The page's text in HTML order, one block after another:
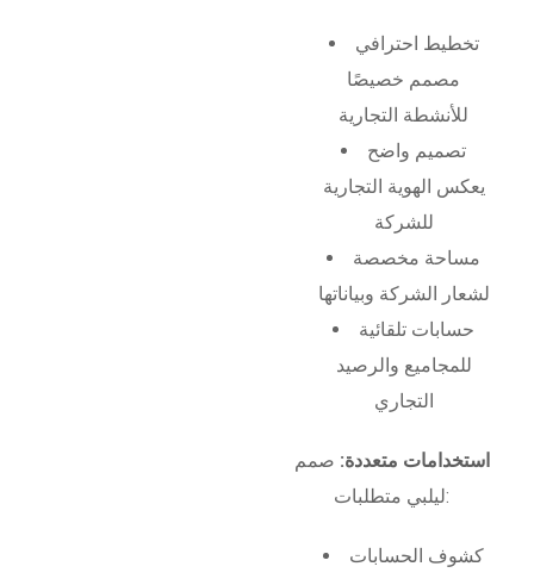
تخطيط احترافي
مصمم خصيصًا
للأنشطة التجارية
تصميم واضح
يعكس الهوية التجارية
للشركة
مساحة مخصصة
لشعار الشركة وبياناتها
حسابات تلقائية
للمجاميع والرصيد
التجاري
استخدامات متعددة: صمم
ليلبي متطلبات:
كشوف الحسابات